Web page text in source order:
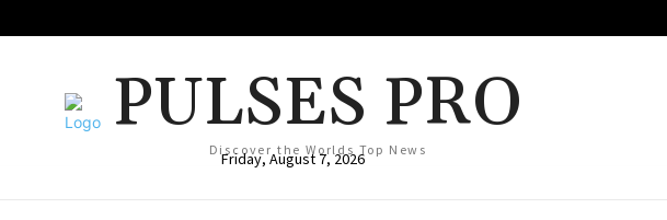
PULSES PRO
Discover the Worlds Top News
Friday, August 7, 2026